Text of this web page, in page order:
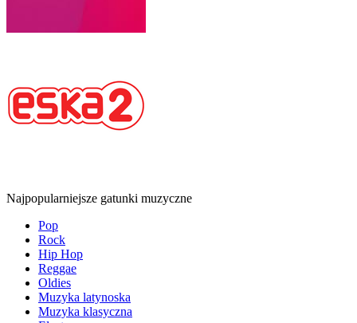
Najpopularniejsze gatunki muzyczne
Pop
Rock
Hip Hop
Reggae
Oldies
Muzyka latynoska
Muzyka klasyczna